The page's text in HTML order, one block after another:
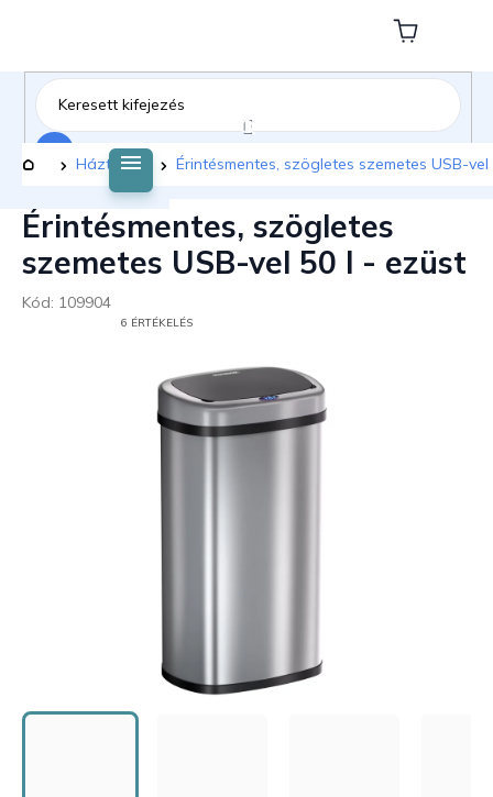
tartalomhoz
Kosár
Kezdőlap
Háztartás Érintésmentes, szögletes szemetes USB-
Érintésmentes, szögletes
szemetes USB-vel 50 l - ezüst
Kód: 109904
6 ÉRTÉKELÉS